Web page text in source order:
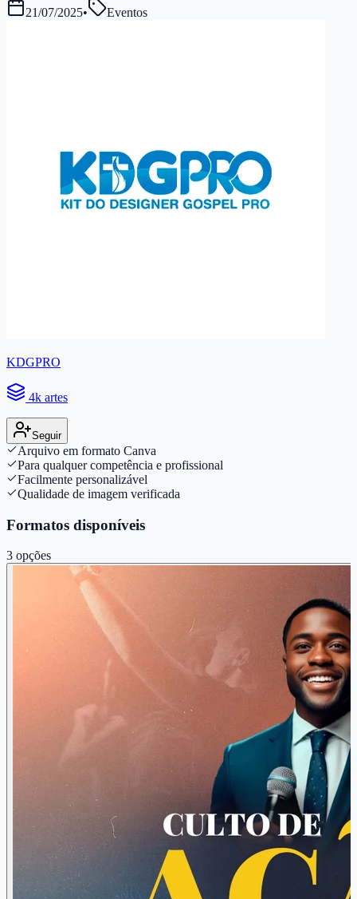
21/07/2025• Eventos
KDGPRO
4k artes
Seguir
Arquivo em formato Canva
Para qualquer competência e profissional
Facilmente personalizável
Qualidade de imagem verificada
Formatos disponíveis
3 opções